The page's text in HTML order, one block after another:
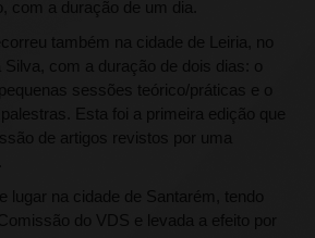
com a duração de um dia.
também na cidade de Leiria, no
com a duração de dois dias: o
sessões teórico/práticas e o
Esta foi a primeira edição que
de artigos revistos por uma
lugar na cidade de Santarém, tendo
do VDS e levada a efeito por